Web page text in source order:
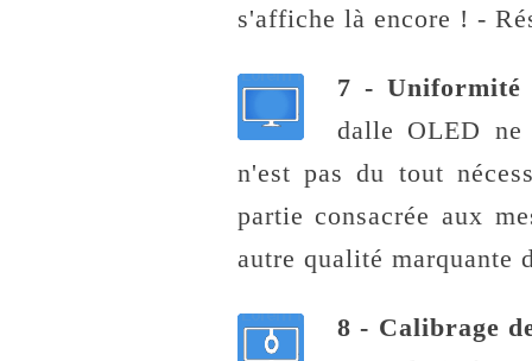
s'affiche là encore ! -
7 -
dalle OLED
n'est pas du tout
partie consacrée aux
autre qualité marquante
8 - Calibrage